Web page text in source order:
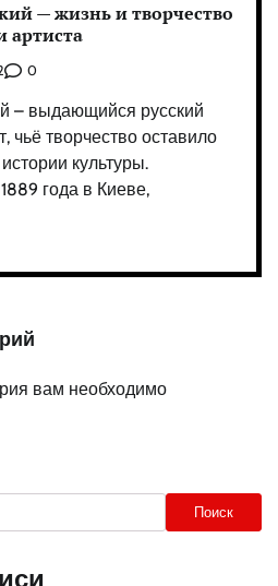
— жизнь и творчество
артиста
0
– выдающийся русский
чьё творчество оставило
культуры.
года в Киеве,
вам необходимо
Поиск